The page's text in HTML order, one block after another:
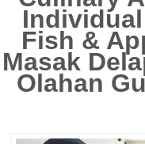
Fish &
Masak
Olahan